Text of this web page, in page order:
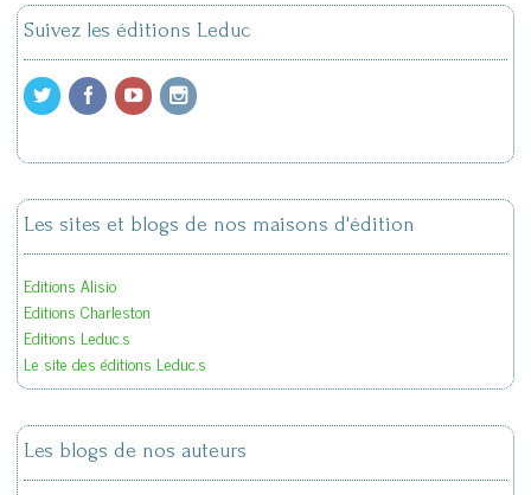
Suivez les éditions Leduc
Les sites et blogs de nos maisons d'édition
Editions Alisio
Editions Charleston
Editions Leduc.s
Le site des éditions Leduc.s
Les blogs de nos auteurs